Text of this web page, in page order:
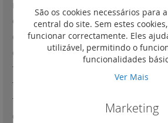
Proteção de pessoas e equipamentos
Caixa de derivação e saída de cabos e
Carregadores de indução(0)
Carregadores USB(16)
Tomadas RJ45
Tomadas telefónicas (para renovação)
Tomadas televisão
Outras tomadas informáticas
São os cookies necessários para
central do site. Sem estes
funcionar correctamente. Eles
utilizável, permitindo o
funcionalidades
Ver Mais
Marketing